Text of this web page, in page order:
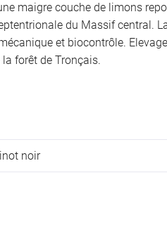
maigre couche de limons
du Massif central.
et biocontrôle.
forêt de Tronçais.
noir